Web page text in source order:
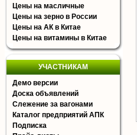
Цены на масличные
Цены на зерно в России
Цены на АК в Китае
Цены на витамины в Китае
УЧАСТНИКАМ
Демо версии
Доска объявлений
Слежение за вагонами
Каталог предприятий АПК
Подписка